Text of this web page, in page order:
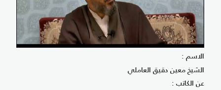
الاسم :
الشيخ معين دقيق العاملي
عن الكاتب :